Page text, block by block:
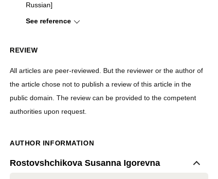
Russian]
See reference
REVIEW
All articles are peer-reviewed. But the reviewer or the author of
the article chose not to publish a review of this article in the
public domain. The review can be provided to the competent
authorities upon request.
AUTHOR INFORMATION
Rostovshchikova Susanna Igorevna